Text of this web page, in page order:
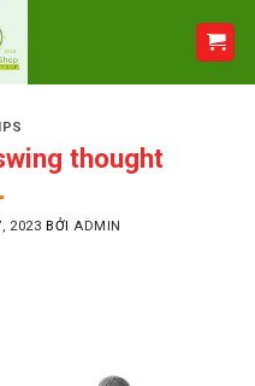
thought
2023 BỞI ADMIN